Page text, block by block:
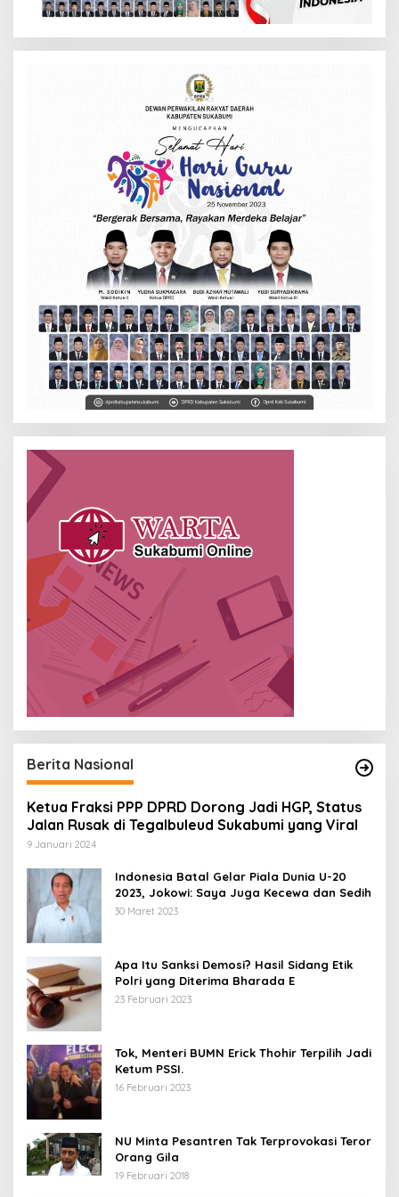
Berita Nasional
Ketua Fraksi PPP DPRD Dorong Jadi HGP, Status
Jalan Rusak di Tegalbuleud Sukabumi yang Viral
9 Januari 2024
Indonesia Batal Gelar Piala Dunia U-20
2023, Jokowi: Saya Juga Kecewa dan Sedih
30 Maret 2023
Apa Itu Sanksi Demosi? Hasil Sidang Etik
Polri yang Diterima Bharada E
23 Februari 2023
Tok, Menteri BUMN Erick Thohir Terpilih Jadi
Ketum PSSI.
16 Februari 2023
NU Minta Pesantren Tak Terprovokasi Teror
Orang Gila
19 Februari 2018